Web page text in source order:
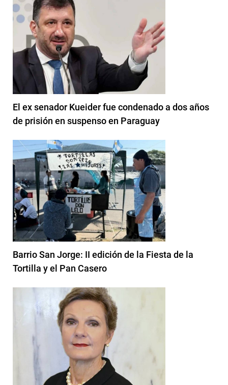
El ex senador Kueider fue condenado a dos años
de prisión en suspenso en Paraguay
Barrio San Jorge: II edición de la Fiesta de la
Tortilla y el Pan Casero